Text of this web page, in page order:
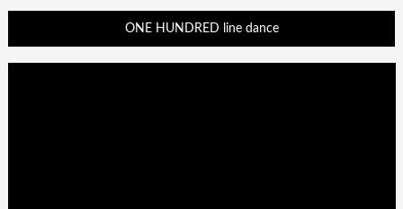
ONE HUNDRED line dance